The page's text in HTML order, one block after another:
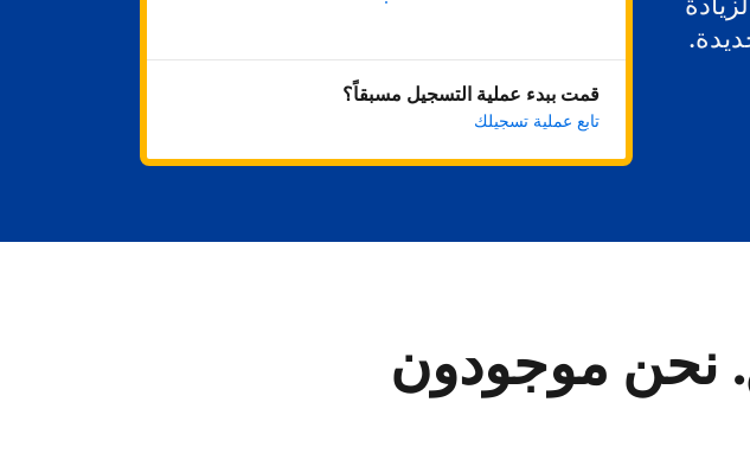
قمت ببدء عملية التسجيل مسبقاً؟
تابع عملية تسجيلك
نحن موجودون